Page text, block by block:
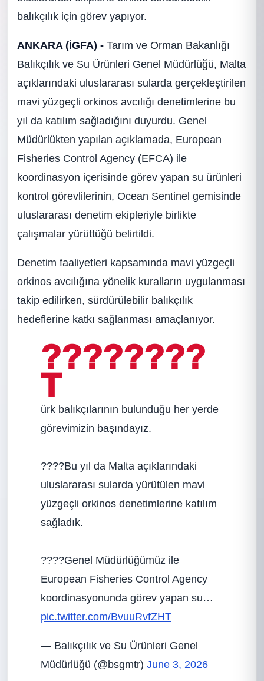
balıkçılık için görev yapıyor.
ANKARA (İGFA) - Tarım ve Orman Bakanlığı
Balıkçılık ve Su Ürünleri Genel Müdürlüğü, Malta
açıklarındaki uluslararası sularda gerçekleştirilen
mavi yüzgeçli orkinos avcılığı denetimlerine bu
yıl da katılım sağladığını duyurdu. Genel
Müdürlükten yapılan açıklamada, European
Fisheries Control Agency (EFCA) ile
koordinasyon içerisinde görev yapan su ürünleri
kontrol görevlilerinin, Ocean Sentinel gemisinde
uluslararası denetim ekipleriyle birlikte
çalışmalar yürüttüğü belirtildi.
Denetim faaliyetleri kapsamında mavi yüzgeçli
orkinos avcılığına yönelik kuralların uygulanması
takip edilirken, sürdürülebilir balıkçılık
hedeflerine katkı sağlanması amaçlanıyor.
????????
T
ürk balıkçılarının bulunduğu her yerde
görevimizin başındayız.
????Bu yıl da Malta açıklarındaki
uluslararası sularda yürütülen mavi
yüzgeçli orkinos denetimlerine katılım
sağladık.
????Genel Müdürlüğümüz ile
European Fisheries Control Agency
koordinasyonunda görev yapan su…
pic.twitter.com/BvuuRvfZHT
— Balıkçılık ve Su Ürünleri Genel
Müdürlüğü (@bsgmtr) June 3, 2026